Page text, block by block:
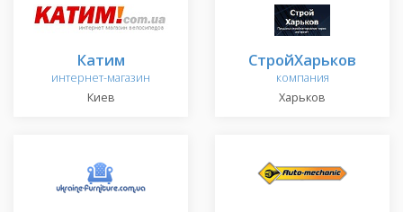
Катим
интернет-магазин
Киев
СтройХарьков
компания
Харьков